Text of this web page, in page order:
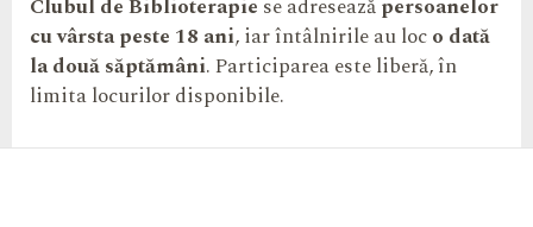
Clubul de Biblioterapie se adreseazăpersoanelor
cu vârsta peste 18 ani, iar întâlnirile au loco dată
la două săptămâni. Participarea este liberă, în
limita locurilor disponibile.